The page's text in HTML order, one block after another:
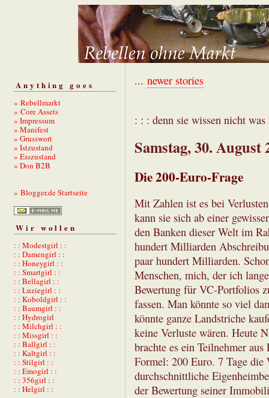
Anything goes
» Rebellmarkt
» Core Assets
» Impressum
» Manifest
» Grusswort
» Istzustand
» Esszustand
» Don B2B
» Blogger.de Startseite
Wir wollen
: : Modestgirl : :
: : Damengirl : :
: : Honeygirl : :
: : Smartgirl : :
: : Bellagirl : :
: : Luziegirl : :
: : Koboldgirl : :
: : Baumgirl : :
: : Hydrogirl
: : Milchgirl : :
: : Missgirl : :
: : Ballgirl : :
: : Kaltgirl : :
: : Stilgirl : :
: : Emogirl : :
: : 356girl : :
: : Helgirl : :
... newer stories
: : : denn sie wissen nicht
Samstag, 30. August
Die 200-Euro-Frage
Mit Zahlen ist es bei
kann sie sich ab einer
den Banken dieser Welt im
hundert Milliarden
paar hundert Milliarden.
Menschen, mich, der ich
Bewertung für VC-Portfolios
fassen. Man könnte so viel
könnte ganze Landstriche
keine Verluste wären. Heute
brachte es ein Teilnehmer
Formel: 200 Euro. 7 Tage die
durchschnittliche
der Bewertung seiner